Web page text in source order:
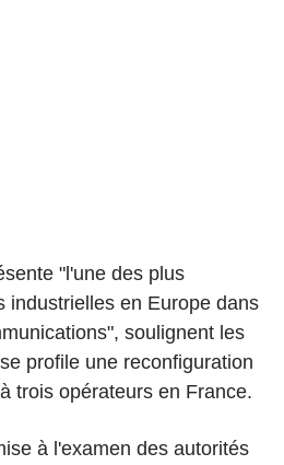
"l'une des plus
industrielles en Europe dans
soulignent les
profile une reconfiguration
trois opérateurs en France.
à l'examen des autorités